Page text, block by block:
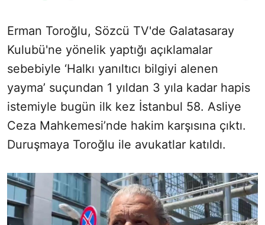
Erman Toroğlu, Sözcü TV'de Galatasaray
Kulubü'ne yönelik yaptığı açıklamalar
sebebiyle ‘Halkı yanıltıcı bilgiyi alenen
yayma’ suçundan 1 yıldan 3 yıla kadar hapis
istemiyle bugün ilk kez İstanbul 58. Asliye
Ceza Mahkemesi’nde hakim karşısına çıktı.
Duruşmaya Toroğlu ile avukatlar katıldı.